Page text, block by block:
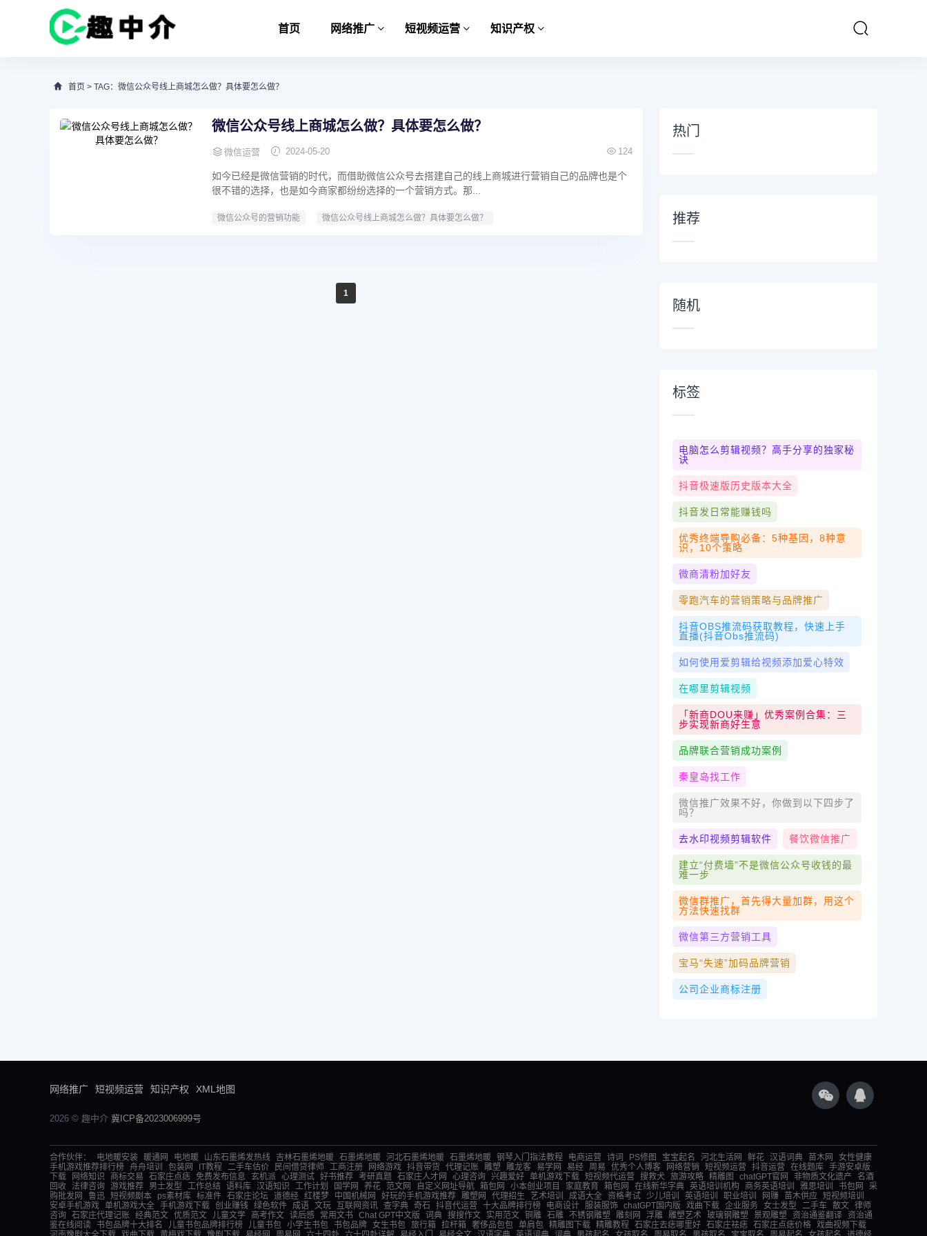
首页 网络推广 短视频运营 知识产权
首页 > TAG：微信公众号线上商城怎么做？具体要怎么做？
微信公众号线上商城怎么做？具体要怎么做？
微信运营 2024-05-20 124
如今已经是微信营销的时代，而借助微信公众号去搭建自己的线上商城进行营销自己的品牌也是个
很不错的选择，也是如今商家都纷纷选择的一个营销方式。那...
微信公众号的营销功能 微信公众号线上商城怎么做？具体要怎么做？
1
热门
推荐
随机
标签
电脑怎么剪辑视频？高手分享的独家秘
诀
抖音极速版历史版本大全
抖音发日常能赚钱吗
优秀终端导购必备：5种基因，8种意
识，10个策略
微商清粉加好友
零跑汽车的营销策略与品牌推广
抖音OBS推流码获取教程，快速上手
直播(抖音obs推流码)
如何使用爱剪辑给视频添加爱心特效
在哪里剪辑视频
「新商DOU来赚」优秀案例合集：三
步实现新商好生意
品牌联合营销成功案例
秦皇岛找工作
微信推广效果不好，你做到以下四步了
吗？
去水印视频剪辑软件 餐饮微信推广
建立“付费墙”不是微信公众号收钱的最
难一步
微信群推广，首先得大量加群，用这个
方法快速找群
微信第三方营销工具
宝马“失速”加码品牌营销
公司企业商标注册
网络推广 短视频运营 知识产权 XML地图
2026 © 趣中介 冀ICP备2023006999号
合作伙伴： 电地暖安装 暖通网 电地暖 山东石墨烯发热线 吉林石墨烯地暖 石墨烯地暖 河北石墨烯地暖 石墨烯地暖 钢琴入门指法教程 电商运营 诗词 PS修图 宝宝起名 河北生活网 鲜花 汉语词典 苗木网
女性健康
手机游戏推荐排行榜 舟舟培训 包装网 IT教程 二手车估价 民间借贷律师 工商注册 网络游戏 抖音带货 代理记账 雕塑 雕龙客 易学网 易经 周易 优秀个人博客 网络营销 短视频运营 抖音运营 在线题库 手游安卓版
下载
网络知识 商标交易 石家庄点痣 免费发布信息 玄机派 心理测试 好书推荐 考研真题 石家庄人才网 心理咨询 兴趣爱好 单机游戏下载 短视频代运营 搜救犬 旅游攻略 精雕图 chatGPT官网 非物质文化遗产
名酒
回收
法律咨询 游戏推荐 男士发型 工作总结 语料库 汉语知识 工作计划 国学网 养花 范文网 自定义网址导航 箱包网 小本创业项目 家庭教育 箱包网 在线新华字典 英语培训机构 商务英语培训 雅思培训 书包网
采
购批发网
鲁迅 短视频剧本 ps素材库 标准件 石家庄论坛 道德经 红楼梦 中国机械网 好玩的手机游戏推荐 雕塑网 代理招生 艺术培训 成语大全 资格考试 少儿培训 英语培训 职业培训 网赚 苗木供应 短视频培训
安卓手机游戏 单机游戏大全 手机游戏下载 创业赚钱 绿色软件 成语 文玩 互联网资讯 查字典 奇石 抖音代运营 十大品牌排行榜 电商设计 服装服饰 chatGPT国内版 戏曲下载 企业服务 女士发型 二手车 散文 律师
咨询 石家庄代理记账 经典范文 优质范文 儿童文学 高考作文 读后感 常用文书 Chat GPT中文版 词典 搜搜作文 实用范文 铜雕 石雕 不锈钢雕塑 雕刻网 浮雕 雕塑艺术 玻璃钢雕塑 景观雕塑 资治通鉴翻译
资治通
鉴在线阅读 书包品牌十大排名 儿童书包品牌排行榜 儿童书包 小学生书包 书包品牌 女生书包 旅行箱 拉杆箱 奢侈品包包 单肩包 精雕图下载 精雕教程 石家庄去痣哪里好 石家庄祛痣 石家庄点痣价格 戏曲视频下载